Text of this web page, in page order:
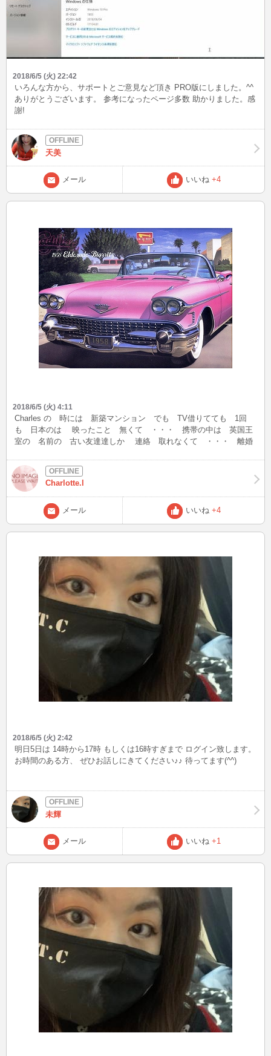
2018/6/5 (火) 22:42
いろんな方から、サポートとご意見など頂き PRO版にしました。^^
ありがとうございます。 参考になったページ多数 助かりました。感
謝!
天美
メール いいね +4
2018/6/5 (火) 4:11
Charles の 時には 新築マンション でも TV借りてても 1回
も 日本のは 映ったこと 無くて ・・・ 携帯の中は 英国王
室の 名前の 古い友達達しか 連絡 取れなくて ・・・ 離婚
変えられ 知り合いも そうで イマは アイケン （DOG) て
マンションに 住まされていて 住民票も 置けず GPS
も 入らないらしぃ ・・・ 居場所は いつも いろんな地域
に なってて 広島でないと 身体と 脳に 不調が ・・・
東京が 主で イマの家の 備え付けBATHROOM TV は
JAPAN の SPORT 博打に 利用されている 脳波数字の部分に
電波あてて・・ 番号SMS も 不必要な連絡しか長年通
ら 全く 私の携帯には 表示されず 届いても 瞬時に
消えていくから 傷かない LINE も ID 検索 も 出来
ないみたいだし 唯の別れた旦那の 束縛
か ・・・ ( ｀ー´) でも 外国のは 殆ど出来るか
ら ・・・ でも やっぱり 長年 連絡取れない 女友
達 達に あいたい ・・・ 特に 結婚式で スピ
ーチしあった 親友の ルイ ♡ には でも ルイ
も 離婚して 旦那の 名前 同じ ＾＾＾＾hehe
Charlotte.l
メール いいね +4
2018/6/5 (火) 2:42
明日5日は 14時から17時 もしくは16時すぎまで ログイン致します。
お時間のある方、 ぜひお話しにきてください♪♪ 待ってます(^^)
未輝
メール いいね +1